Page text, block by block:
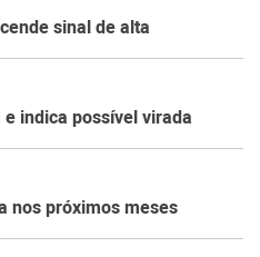
sinal de alta
indica possível virada
nos próximos meses